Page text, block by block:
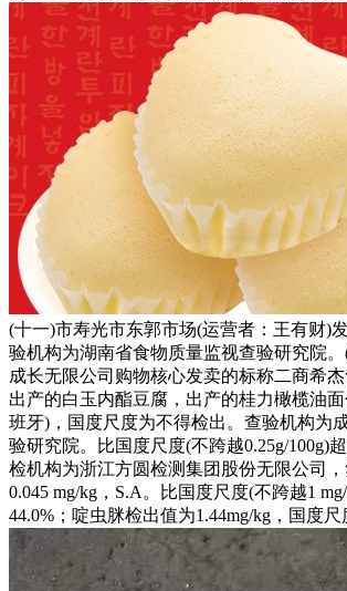
(十一)市寿光市东郭市场(运营者：王有财)
验机构为湖南省食物质量监视查验研究院
成长无限公司购物核心发卖的标称二商希
出产的白玉内酯豆腐，出产的桂力橄榄油
班牙)，国度尺度为不得检出。查验机构为
验研究院。比国度尺度(不跨越0.25g/100g)
检机构为浙江方圆检测集团股份无限公司
0.045 mg/kg，S.A。比国度尺度(不跨越1
44.0%；啶虫脒检出值为1.44mg/kg，国度尺